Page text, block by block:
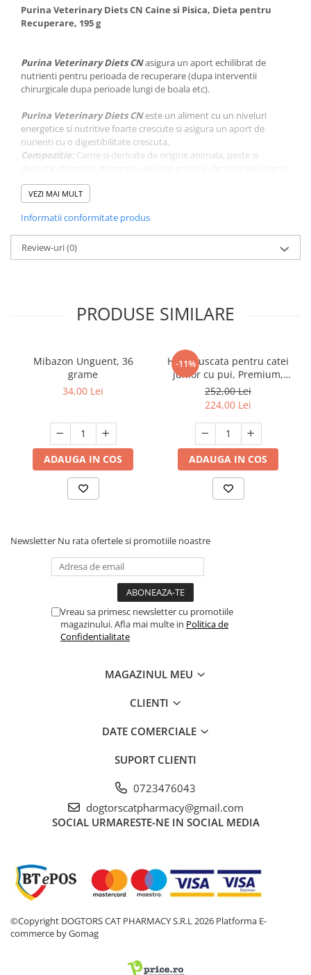
Purina Veterinary Diets CN Caine si Pisica, Dieta pentru
Recuperare, 195 g
Purina Veterinary Diets CNasigura un aport echilibrat de
nutrienti pentru perioada de recuperare (dupa interventii
chirurgicale dupa perioade lungi de boala etc).
Purina Veterinary Diets CNeste un aliment cu un niveluri
energetice si nutritive foarte crescute si asigura un aport de
nurienti cu o digestibilitate crescuta.
Compozitie: Carne si derivate de origine animala, peste si
vegetala. Ingrediente usor digerabile: ficat si rinichi.
Constituenti analitici:
Va rugam sa retineti:
- Dietele veterinare trebuie folosite numai la recomandarea
medicului veterinar;
- Daca starea de sanatate a animalului dumneavoastra se
VEZI MAI MULT
Informatii conformitate produs
Review-uri(0)
PRODUSE SIMILARE
Mibazon Unguent, 36
grame
34,00 Lei
ADAUGA IN COS
-11%
Hrana uscata pentru catei
junior cu pui, Premium,
Club 4 Paws, 14 kg
252,00 Lei
224,00 Lei
ADAUGA IN COS
Newsletter Nu rata ofertele si promotiile noastre
Vreau sa primesc newsletter cu promotiile
magazinului. Afla mai multe in Politica de
Confidentialitate
MAGAZINUL MEU
CLIENTI
DATE COMERCIALE
SUPORT CLIENTI
0723476043
dogtorscatpharmacy@gmail.com
SOCIAL URMARESTE-NE IN SOCIAL MEDIA
©Copyright DOGTORS CAT PHARMACY S.R.L 2026 Platforma E-
commerce by Gomag